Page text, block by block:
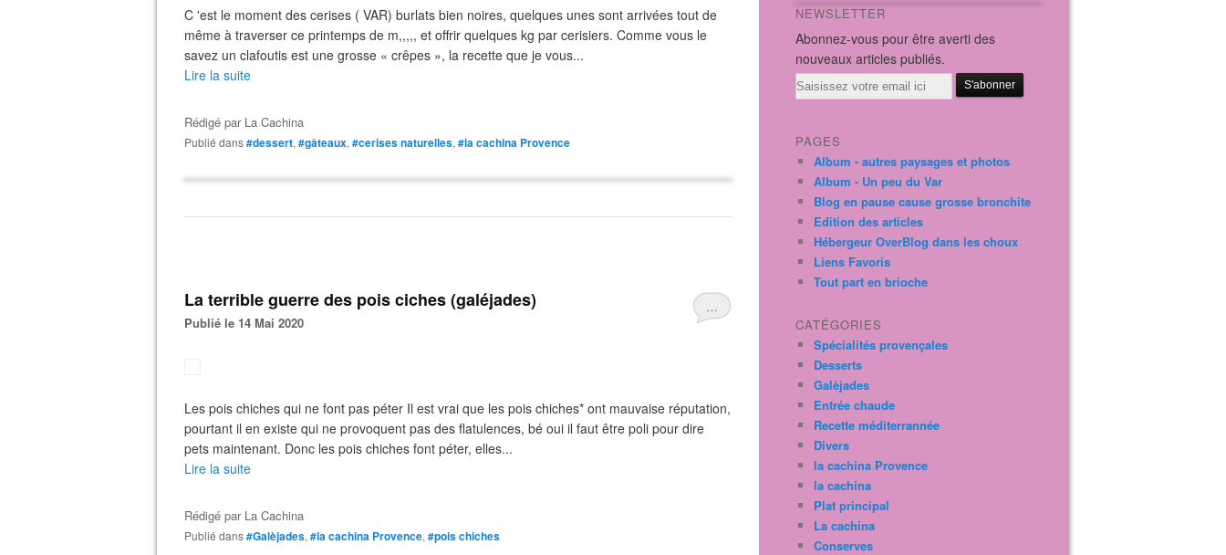
C 'est le moment des cerises ( VAR) burlats bien noires, quelques unes sont arrivées tout de
même à traverser ce printemps de m,,,,, et offrir quelques kg par cerisiers. Comme vous le
savez un clafoutis est une grosse « crêpes », la recette que je vous...
Lire la suite
Rédigé par La Cachina
Publié dans#dessert, #gâteaux, #cerises naturelles, #la cachina Provence
…
La terrible guerre des pois ciches (galéjades)
Publié le 14 Mai 2020
Les pois chiches qui ne font pas péter Il est vrai que les pois chiches* ont mauvaise réputation,
pourtant il en existe qui ne provoquent pas des flatulences, bé oui il faut être poli pour dire
pets maintenant. Donc les pois chiches font péter, elles...
Lire la suite
Rédigé par La Cachina
Publié dans#Galèjades, #la cachina Provence, #pois chiches
NEWSLETTER
Abonnez-vous pour être averti des
nouveaux articles publiés.
Email
PAGES
Album - autres paysages et photos
Album - Un peu du Var
Blog en pause cause grosse bronchite
Edition des articles
Hébergeur OverBlog dans les choux
Liens Favoris
Tout part en brioche
CATÉGORIES
Spécialités provençales
Desserts
Galèjades
Entrée chaude
Recette méditerrannée
Divers
la cachina Provence
la cachina
Plat principal
La cachina
Conserves